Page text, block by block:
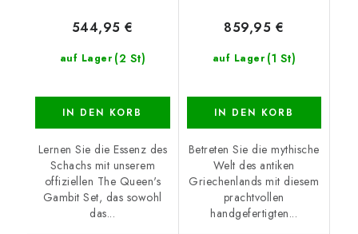
auf Lager (2 St)
544,95 €
IN DEN KORB
Lernen Sie die Essenz des
Schachs mit unserem
offiziellen The Queen's
Gambit Set, das sowohl
das...
auf Lager (1 St)
859,95 €
IN DEN KORB
Betreten Sie die mythische
Welt des antiken
Griechenlands mit diesem
prachtvollen
handgefertigten...